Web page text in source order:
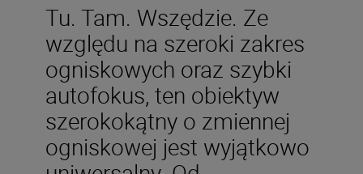
Tu. Tam. Wszędzie. Ze
względu na szeroki zakres
ogniskowych oraz szybki
autofokus, ten obiektyw
szerokokątny o zmiennej
ogniskowej jest wyjątkowo